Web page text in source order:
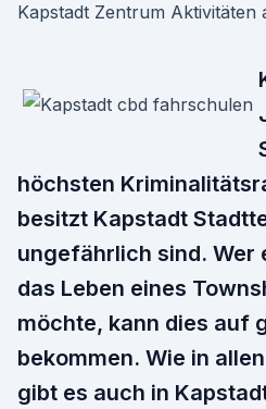
Kapstadt Zentrum Aktivitäten
höchsten
besitzt Kapstadt
ungefährlich sind. Wer
das Leben eines
möchte, kann dies auf
bekommen. Wie in
gibt es auch in